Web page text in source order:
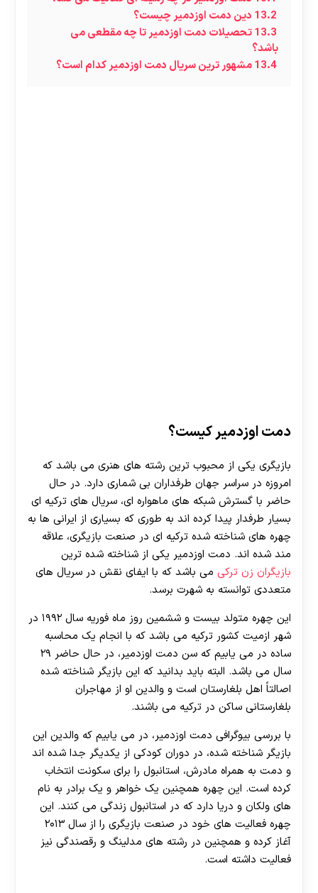
13.2 دین دمت اوزدمیر چیست؟
13.3تحصیلات دمت اوزدمیر تا چه مقطعی می
باشد؟
13.4مشهور ترین سریال دمت اوزدمیر کدام است؟
دمت اوزدمیر کیست؟
بازیگری یکی از محبوب ترین رشته های هنری می باشد که
امروزه در سراسر جهان طرفداران بی شماری دارد. در حال
حاضر با گسترش شبکه های ماهواره ای، سریال های ترکیه ای
بسیار طرفدار پیدا کرده اند به طوری که بسیاری از ایرانی ها به
چهره های شناخته شده ترکیه ای در صنعت بازیگری، علاقه
مند شده اند. دمت اوزدمیر یکی از شناخته شده ترین
بازیگران زن ترکی می باشد که با ایفای نقش در سریال های
متعددی توانسته به شهرت برسد.
این چهره متولد بیست و ششمین روز ماه فوریه سال ۱۹۹۲ در
شهر ازمیت کشور ترکیه می باشد که با انجام یک محاسبه
ساده در می یابیم که سن دمت اوزدمیر، در حال حاضر ۲۹
سال می باشد. البته باید بدانید که این بازیگر شناخته شده
اصالتاً اهل بلغارستان است و والدین او از مهاجران
بلغارستانی ساکن در ترکیه می باشند.
با بررسی بیوگرافی دمت اوزدمیر، در می یابیم که والدین این
بازیگر شناخته شده، در دوران کودکی از یکدیگر جدا شده اند
و دمت به همراه مادرش، استانبول را برای سکونت انتخاب
کرده است. این چهره همچنین یک خواهر و یک برادر به نام
های ولکان و دریا دارد که در استانبول زندگی می کنند. این
چهره فعالیت های خود در صنعت بازیگری را از سال ۲۰۱۳
آغاز کرده و همچنین در رشته های مدلینگ و رقصندگی نیز
فعالیت داشته است.